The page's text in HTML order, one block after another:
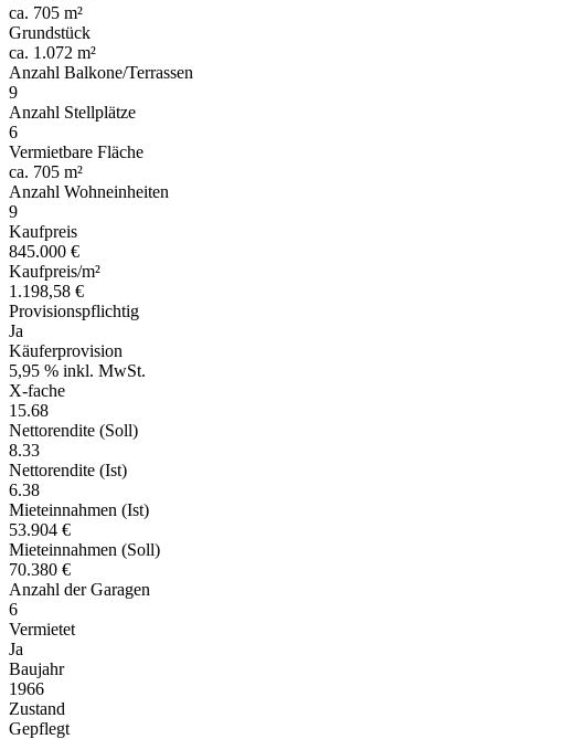
ca. 705 m²
Grundstück
ca. 1.072 m²
Anzahl Balkone/Terrassen
9
Anzahl Stellplätze
6
Vermietbare Fläche
ca. 705 m²
Anzahl Wohneinheiten
9
Kaufpreis
845.000 €
Kaufpreis/m²
1.198,58 €
Provisionspflichtig
Ja
Käuferprovision
5,95 % inkl. MwSt.
X-fache
15.68
Nettorendite (Soll)
8.33
Nettorendite (Ist)
6.38
Mieteinnahmen (Ist)
53.904 €
Mieteinnahmen (Soll)
70.380 €
Anzahl der Garagen
6
Vermietet
Ja
Baujahr
1966
Zustand
Gepflegt